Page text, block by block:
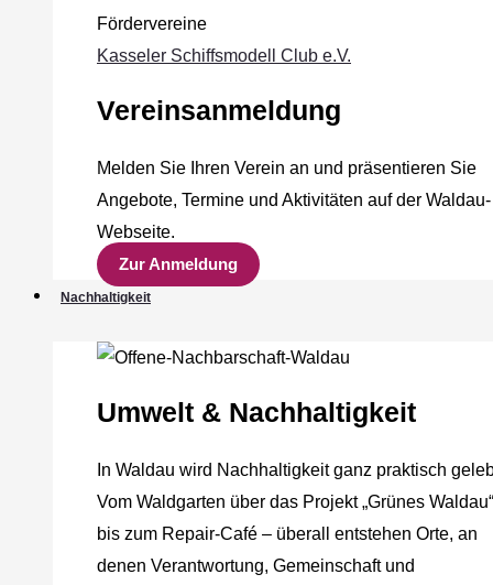
Fördervereine
Kasseler Schiffsmodell Club e.V.
Vereinsanmeldung
Melden Sie Ihren Verein an und präsentieren Sie
Angebote, Termine und Aktivitäten auf der Waldau-
Webseite.
Zur Anmeldung
Nachhaltigkeit
Umwelt & Nachhaltigkeit
In Waldau wird Nachhaltigkeit ganz praktisch
Vom Waldgarten über das Projekt „Grünes Waldau“
bis zum Repair-Café – überall entstehen Orte, an
denen Verantwortung, Gemeinschaft und